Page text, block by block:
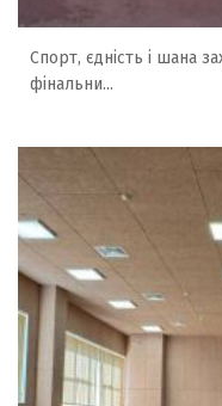
Спорт, єдність і шана
фінальни...